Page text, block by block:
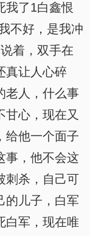
我了1白鑫恨
不好，是我冲
着，双手在
真让人心碎
老人，什么事
甘心，现在又
给他一个面子
事，他不会这
刺杀，自己可
的儿子，白军
白军，现在唯